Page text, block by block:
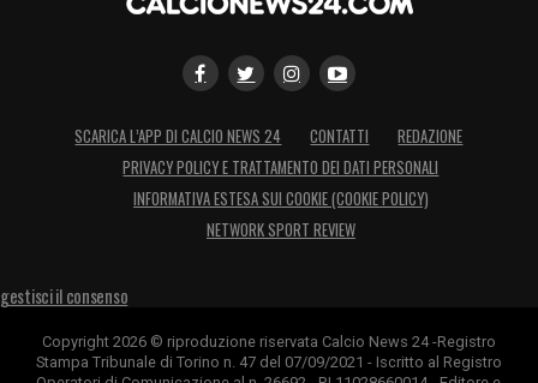
SCARICA L’APP DI CALCIO NEWS 24 CONTATTI
REDAZIONE
PRIVACY POLICY E TRATTAMENTO DEI DATI PERSONALI
INFORMATIVA ESTESA SUI COOKIE (COOKIE POLICY)
NETWORK SPORT REVIEW
gestisci il consenso
Copyright 2026 © riproduzione riservata Calcio News 24 -Registro
Stampa Tribunale di Torino n. 47 del 07/09/2021 - Iscritto al Registro